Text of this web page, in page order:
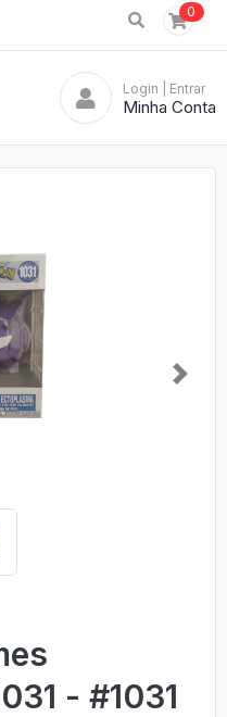
0
Login | Entrar
Minha Conta
Next
- #1031